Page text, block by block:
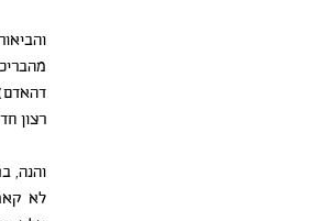
רצון
והנה,
לא